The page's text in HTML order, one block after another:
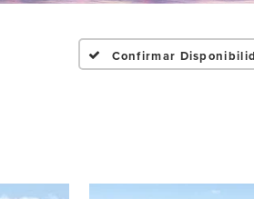
Confirmar